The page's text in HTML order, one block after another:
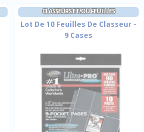
CLASSEURS ET/OU FEUILLES
Lot De 10 Feuilles De Classeur -
9 Cases